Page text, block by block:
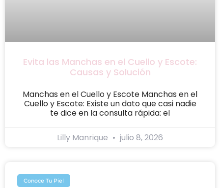
Evita las Manchas en el Cuello y Escote:
Causas y Solución
Manchas en el Cuello y Escote Manchas en el
Cuello y Escote: Existe un dato que casi nadie
te dice en la consulta rápida: el
Lilly Manrique julio 8, 2026
Conoce Tu Piel